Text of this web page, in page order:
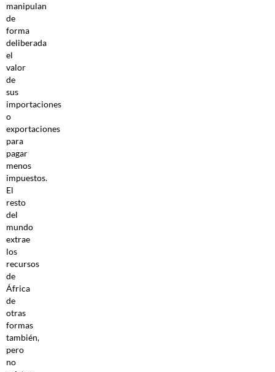
manipulan
de
forma
deliberada
el
valor
de
sus
importaciones
o
exportaciones
para
pagar
menos
impuestos.
El
resto
del
mundo
extrae
los
recursos
de
África
de
otras
formas
también,
pero
no